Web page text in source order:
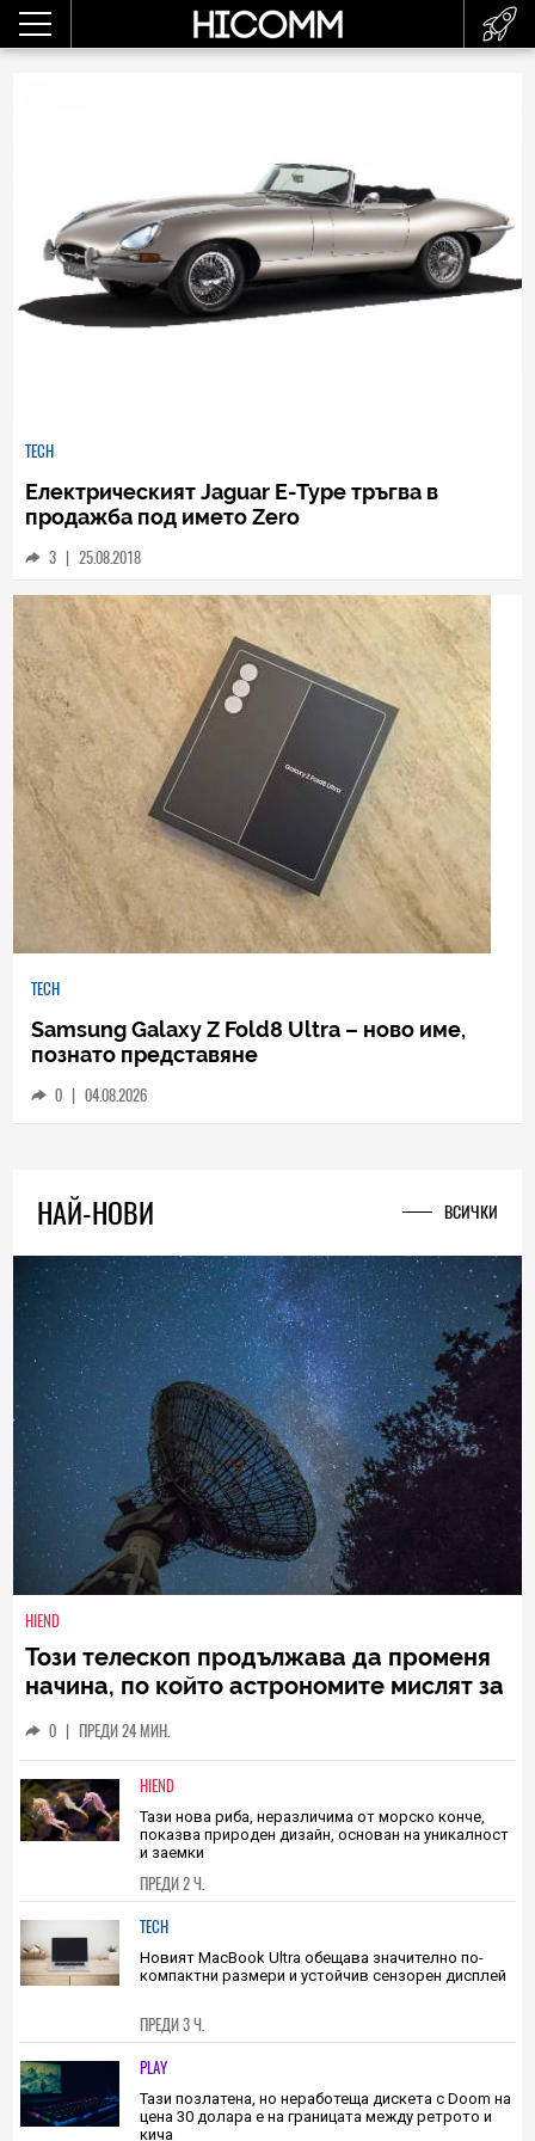
TECH
Електрическият Jaguar E-Type тръгва в
продажба под името Zero
3 | 25.08.2018
TECH
Samsung Galaxy Z Fold8 Ultra – ново име,
познато представяне
0 | 04.08.2026
НАЙ-НОВИ ВСИЧКИ
HIEND
Този телескоп продължава да променя
начина, по който астрономите мислят за
0 | ПРЕДИ 24 МИН.
HIEND
Тази нова риба, неразличима от морско конче,
показва природен дизайн, основан на уникалност
и заемки
ПРЕДИ 2 Ч.
TECH
Новият MacBook Ultra обещава значително по-
компактни размери и устойчив сензорен дисплей
ПРЕДИ 3 Ч.
PLAY
Тази позлатена, но неработеща дискета с Doom на
цена 30 долара е на границата между ретрото и
кича